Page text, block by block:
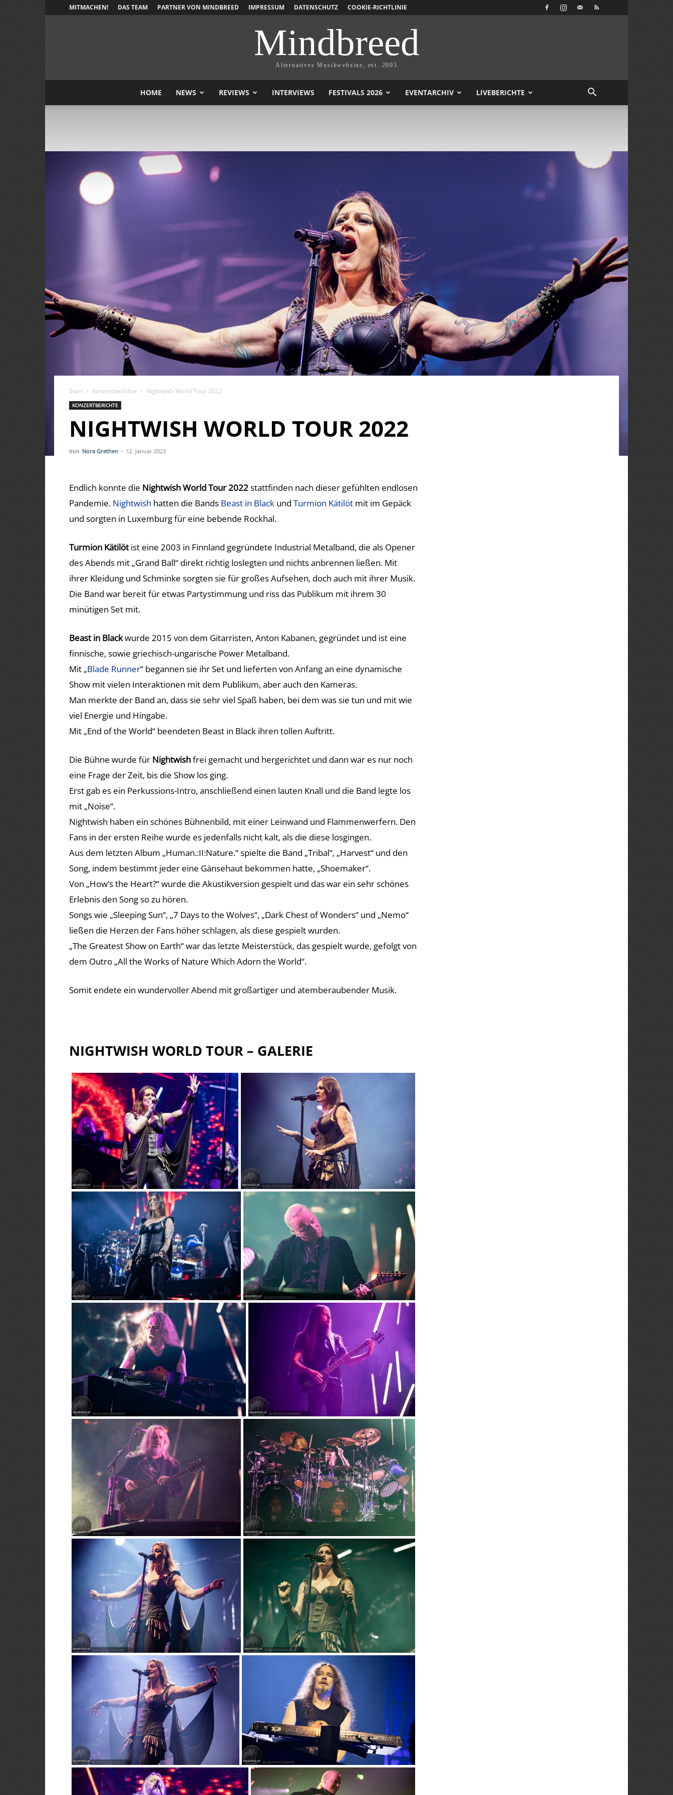
MITMACHEN! DAS TEAM PARTNER VON MINDBREED IMPRESSUM DATENSCHUTZ COOKIE-RICHTLINIE
Mindbreed
Alternatives Musikwebzine, est. 2003
HOME NEWS REVIEWS INTERVIEWS FESTIVALS 2026 EVENTARCHIV LIVEBERICHTE
Start Konzertberichte Nightwish World Tour 2022
KONZERTBERICHTE
NIGHTWISH WORLD TOUR 2022
Von Nora Grethen - 12. Januar 2023
Endlich konnte die Nightwish World Tour 2022stattfinden nach dieser gefühlten endlosen
Pandemie. Nightwish hatten die Bands Beast in Black und Turmion Kätilöt mit im Gepäck
und sorgten in Luxemburg für eine bebende Rockhal.
Turmion Kätilötist eine 2003 in Finnland gegründete Industrial Metalband, die als Opener
des Abends mit „Grand Ball“ direkt richtig loslegten und nichts anbrennen ließen. Mit
ihrer Kleidung und Schminke sorgten sie für großes Aufsehen, doch auch mit ihrer Musik.
Die Band war bereit für etwas Partystimmung und riss das Publikum mit ihrem 30
minütigen Set mit.
Beast in Blackwurde 2015 von dem Gitarristen, Anton Kabanen, gegründet und ist eine
finnische, sowie griechisch-ungarische Power Metalband.
Mit „Blade Runner“ begannen sie ihr Set und lieferten von Anfang an eine dynamische
Show mit vielen Interaktionen mit dem Publikum, aber auch den Kameras.
Man merkte der Band an, dass sie sehr viel Spaß haben, bei dem was sie tun und mit wie
viel Energie und Hingabe.
Mit „End of the World“ beendeten Beast in Black ihren tollen Auftritt.
Die Bühne wurde für Nightwishfrei gemacht und hergerichtet und dann war es nur noch
eine Frage der Zeit, bis die Show los ging.
Erst gab es ein Perkussions-Intro, anschließend einen lauten Knall und die Band legte los
mit „Noise“.
Nightwish haben ein schönes Bühnenbild, mit einer Leinwand und Flammenwerfern. Den
Fans in der ersten Reihe wurde es jedenfalls nicht kalt, als die diese losgingen.
Aus dem letzten Album „Human.:II:Nature.“ spielte die Band „Tribal“, „Harvest“ und den
Song, indem bestimmt jeder eine Gänsehaut bekommen hatte, „Shoemaker“.
Von „How’s the Heart?“ wurde die Akustikversion gespielt und das war ein sehr schönes
Erlebnis den Song so zu hören.
Songs wie „Sleeping Sun“, „7 Days to the Wolves“, „Dark Chest of Wonders“ und „Nemo“
ließen die Herzen der Fans höher schlagen, als diese gespielt wurden.
„The Greatest Show on Earth“ war das letzte Meisterstück, das gespielt wurde, gefolgt von
dem Outro „All the Works of Nature Which Adorn the World“.
Somit endete ein wundervoller Abend mit großartiger und atemberaubender Musik.
NIGHTWISH WORLD TOUR – GALERIE